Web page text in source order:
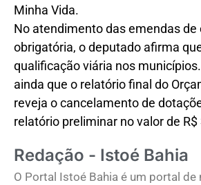
Minha Vida.
No atendimento das emendas de
obrigatória, o deputado afirma
qualificação viária nos
ainda que o relatório final do
reveja o cancelamento de
relatório preliminar no valor de
Redação - Istoé Bahia
O Portal Istoé Bahia é um portal